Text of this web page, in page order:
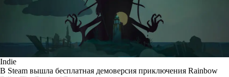
Indie
В Steam вышла бесплатная демоверсия приключения Rainbow